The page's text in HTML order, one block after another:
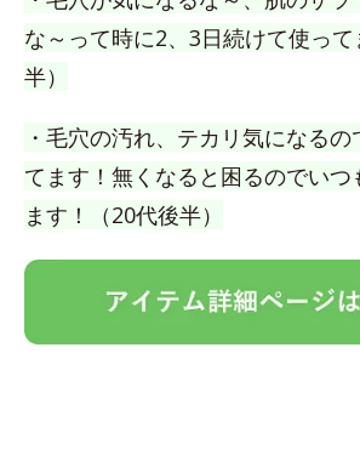
な～って時に2、3日続けて使っ
半）
・毛穴の汚れ、テカリ気になる
てます！無くなると困るのでいつ
ます！（20代後半）